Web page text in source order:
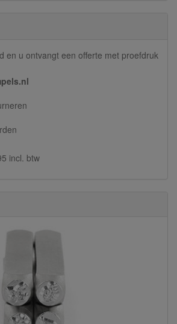
en u ontvangt een offerte met proefdruk
incl. btw